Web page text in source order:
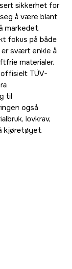
sikkerhet for
å være blant
markedet.
fokus på både
svært enkle å
materialer.
TÜV-
til
også
lovkrav,
kjøretøyet.